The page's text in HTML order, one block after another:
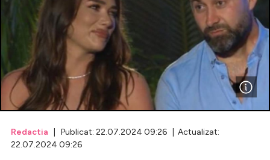
Lifestyle
Celebrități
Breaking News
Redactia | Publicat: 22.07.2024 09:26 | Actualizat:
22.07.2024 09:26